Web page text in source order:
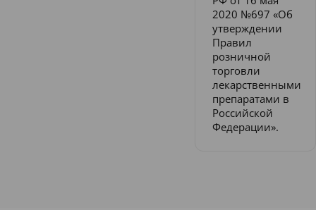
2020 №697 «Об
утверждении
Правил
розничной
торговли
лекарственными
препаратами в
Российской
Федерации».